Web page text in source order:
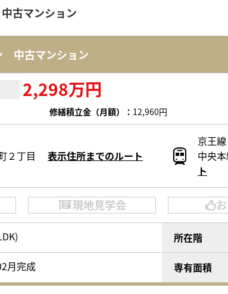
古マンション
中古マンション
2,298万円
修繕積立金（月額）： 12,960円
２丁目 表示住所までのルート
京王
中央
ト
現地見学会
所在階
月完成 専有面積